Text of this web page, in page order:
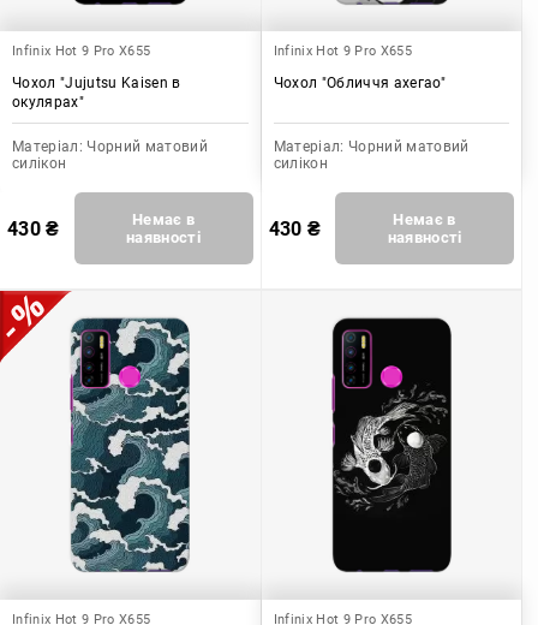
Infinix Hot 9 Pro X655
Чохол "Jujutsu Kaisen в
окулярах"
Матеріал: Чорний матовий
силікон
430₴
Немає в
наявності
Infinix Hot 9 Pro X655
Чохол "Обличчя ахегао"
Матеріал: Чорний матовий
силікон
430 ₴
Немає в
наявності
Infinix Hot 9 Pro X655 Infinix Hot 9 Pro X655